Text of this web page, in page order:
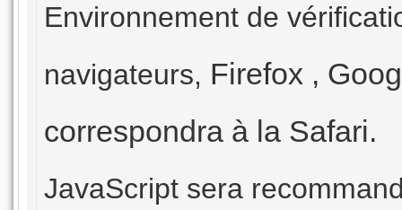
Environnement de
navigateurs, Firefox ,
correspondra à la Safari.
JavaScript sera